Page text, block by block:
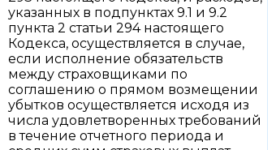
указанных в подпунктах 9.1 и 9.2
пункта 2 статьи 294 настоящего
Кодекса, осуществляется в случае,
если исполнение обязательств
между страховщиками по
соглашению о прямом возмещении
убытков осуществляется исходя из
числа удовлетворенных требований
в течение отчетного периода и